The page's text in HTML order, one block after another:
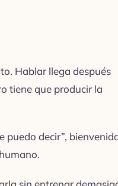
Hablar llega después
tiene que producir la
puedo decir”,